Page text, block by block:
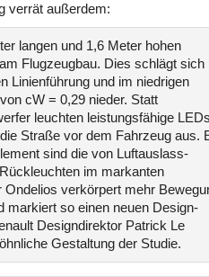
verrät außerdem:
langen und 1,6 Meter hohen
Flugzeugbau. Dies schlägt sich
Linienführung und im niedrigen
cW = 0,29 nieder. Statt
leuchten leistungsfähige
Straße vor dem Fahrzeug aus.
sind die von Luftauslass-
im markanten
Ondelios verkörpert mehr
markiert so einen neuen Design-
Designdirektor Patrick Le
Gestaltung der Studie.